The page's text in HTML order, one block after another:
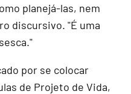
planejá-las, nem
discursivo. "É uma
por se colocar
de Projeto de Vida,